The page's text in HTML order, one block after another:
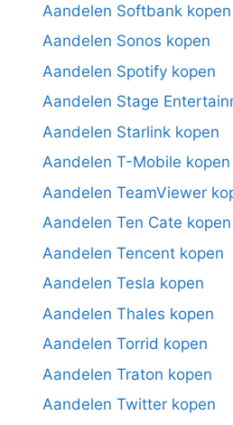
Aandelen Softbank kopen
Aandelen Sonos kopen
Aandelen Spotify kopen
Aandelen Stage
Aandelen Starlink kopen
Aandelen T-Mobile kopen
Aandelen TeamViewer
Aandelen Ten Cate kopen
Aandelen Tencent kopen
Aandelen Tesla kopen
Aandelen Thales kopen
Aandelen Torrid kopen
Aandelen Traton kopen
Aandelen Twitter kopen